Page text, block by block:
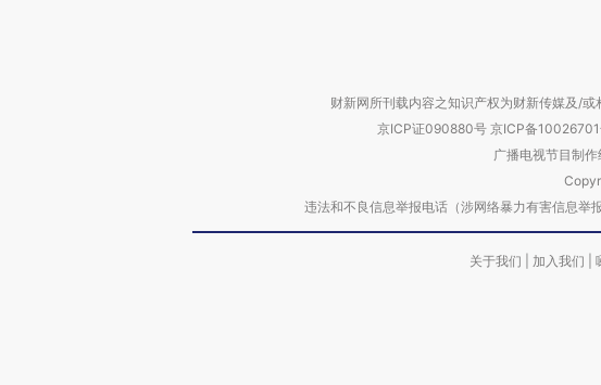
财新网所刊载内容之知识产权为财新传媒及/
京ICP证090880号 京ICP备
广播电视节目制
违法和不良信息举报电话（涉网络暴力有害信息
关于我们 加入我们